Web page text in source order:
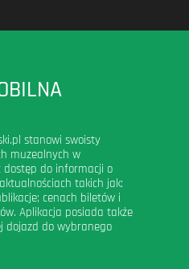
stanowi swoisty
muzealnych w
dostęp do informacji o
takich jak:
cenach biletów i
Aplikacja posiada także
dojazd do wybranego